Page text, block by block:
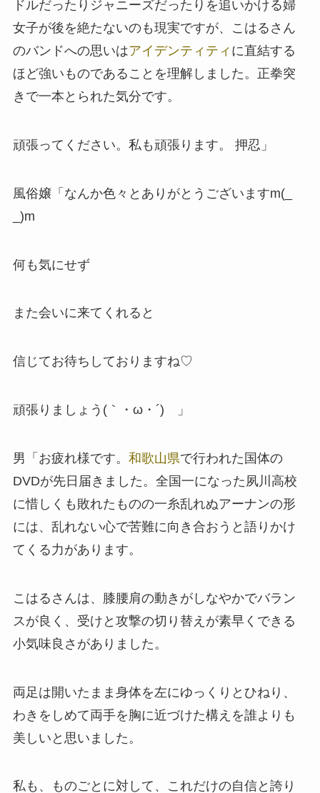
ドルだったりジャニーズだったりを追いかける婦
女子が後を絶たないのも現実ですが、こはるさん
のバンドへの思いはアイデンティティ に直結する
ほど強いものであることを理解しました。正拳突
きで一本とられた気分です。
頑張ってください。私も頑張ります。 押忍」
風俗嬢「なんか色々とありがとうございますm(_
_)m
何も気にせず
また会いに来てくれると
信じてお待ちしておりますね♡
頑張りましょう(｀・ω・´)ゝ」
男「お疲れ様です。 和歌山県で行われた国体の
DVDが先日届きました。全国一になった夙川高校
に惜しくも敗れたものの一糸乱れぬアーナンの形
には、乱れない心で苦難に向き合おうと語りかけ
てくる力があります。
こはるさんは、膝腰肩の動きがしなやかでバラン
スが良く、受けと攻撃の切り替えが素早くできる
小気味良さがありました。
両足は開いたまま身体を左にゆっくりとひねり、
わきをしめて両手を胸に近づけた構えを誰よりも
美しいと思いました。
私も、ものごとに対して、これだけの自信と誇り